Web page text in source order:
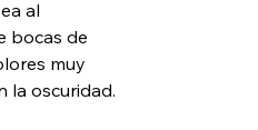
al
bocas de
muy
la oscuridad.